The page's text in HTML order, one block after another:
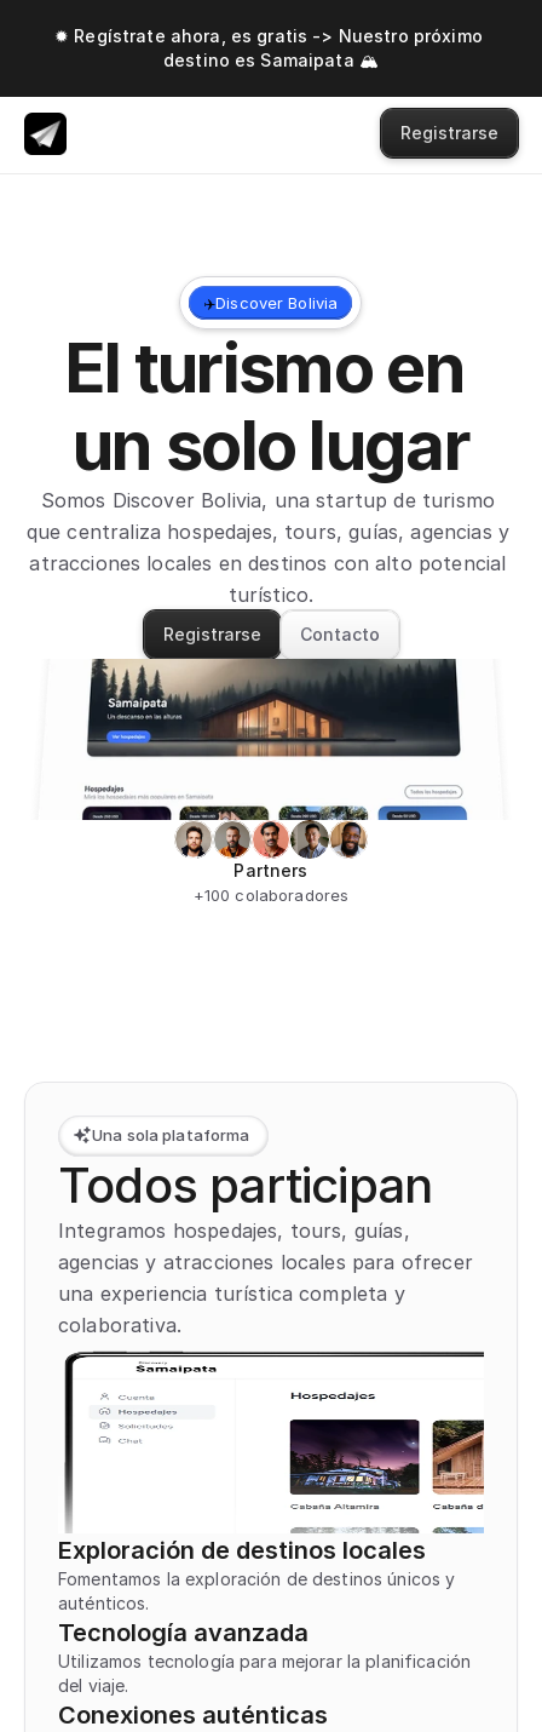
✹ Regístrate ahora, es gratis -> Nuestro próximo
destino es Samaipata 🏔️
Registrarse
✈️Discover Bolivia
El turismo en
un solo lugar
Somos Discover Bolivia, una startup de turismo
que centraliza hospedajes, tours, guías, agencias y
atracciones locales en destinos con alto potencial
turístico.
Registrarse Contacto
Partners
+100 colaboradores
Una sola plataforma
Todos participan
Integramos hospedajes, tours, guías,
agencias y atracciones locales para ofrecer
una experiencia turística completa y
colaborativa.
Exploración de destinos locales
Fomentamos la exploración de destinos únicos y
auténticos.
Tecnología avanzada
Utilizamos tecnología para mejorar la planificación
del viaje.
Conexiones auténticas